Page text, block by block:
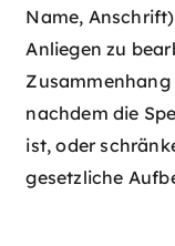
Name,
Anliegen zu
nachdem die
ist, oder
gesetzliche